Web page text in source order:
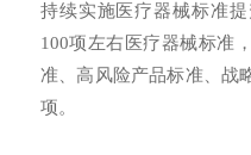
持续实施医疗器械标准
100项左右医疗器械标准
准、高风险产品标准、战
项。